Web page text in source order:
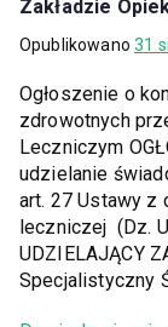
Zakładzie
Opublikowano31
Ogłoszenie o
zdrowotnych
Leczniczym
udzielanie
art. 27 Ustawy z
leczniczej (Dz.
UDZIELAJĄCY
Specjalistyczny